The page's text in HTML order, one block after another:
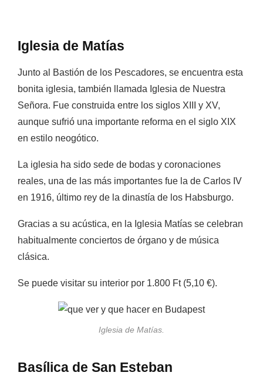
Iglesia de Matías
Junto al Bastión de los Pescadores, se encuentra esta
bonita iglesia, también llamada Iglesia de Nuestra
Señora. Fue construida entre los siglos XIII y XV,
aunque sufrió una importante reforma en el siglo XIX
en estilo neogótico.
La iglesia ha sido sede de bodas y coronaciones
reales, una de las más importantes fue la de Carlos IV
en 1916, último rey de la dinastía de los Habsburgo.
Gracias a su acústica, en la Iglesia Matías se celebran
habitualmente conciertos de órgano y de música
clásica.
Se puede visitar su interior por 1.800 Ft (5,10 €).
Iglesia de Matías.
Basílica de San Esteban